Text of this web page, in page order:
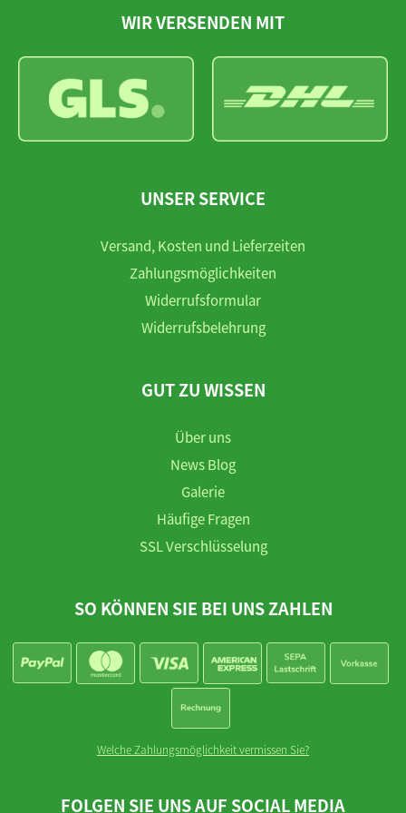
WIR VERSENDEN MIT
UNSER SERVICE
Versand, Kosten und Lieferzeiten
Zahlungsmöglichkeiten
Widerrufsformular
Widerrufsbelehrung
GUT ZU WISSEN
Über uns
News Blog
Galerie
Häufige Fragen
SSL Verschlüsselung
SO KÖNNEN SIE BEI UNS ZAHLEN
Welche Zahlungsmöglichkeit vermissen Sie?
FOLGEN SIE UNS AUF SOCIAL MEDIA